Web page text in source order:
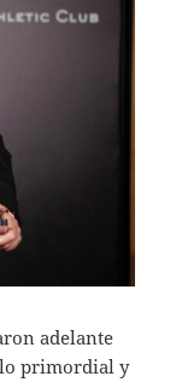
adelante
lo primordial y